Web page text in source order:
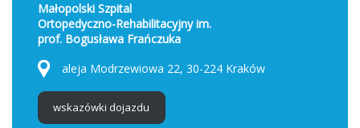
Małopolski Szpital
Ortopedyczno-Rehabilitacyjny im.
prof. Bogusława Frańczuka
aleja Modrzewiowa 22, 30-224 Kraków
wskazówki dojazdu